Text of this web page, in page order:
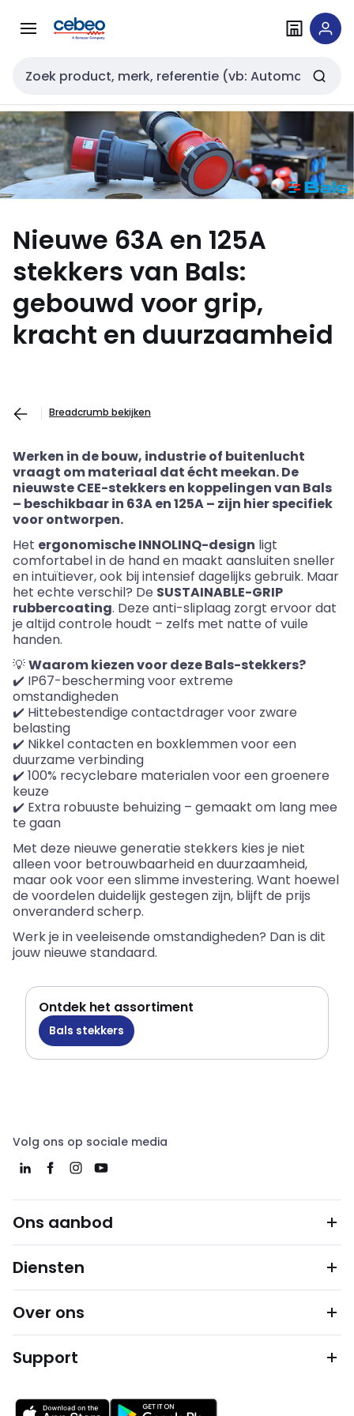
naar
naar
Zoekveld invoer
Nieuwe 63A en 125A
stekkers van Bals:
gebouwd voor grip,
kracht en duurzaamheid
Breadcrumb bekijken
Werken in de bouw, industrie of buitenlucht
vraagt om materiaal dat écht meekan. De
nieuwste CEE-stekkers en koppelingen van Bals
– beschikbaar in 63A en 125A – zijn hier specifiek
voor ontworpen.
Het ergonomische INNOLINQ-design ligt
comfortabel in de hand en maakt aansluiten sneller
en intuïtiever, ook bij intensief dagelijks gebruik. Maar
het echte verschil? De SUSTAINABLE-GRIP
rubbercoating. Deze anti-sliplaag zorgt ervoor dat
je altijd controle houdt – zelfs met natte of vuile
handen.
💡Waarom kiezen voor deze Bals-stekkers?
✔️ IP67-bescherming voor extreme
omstandigheden
✔️ Hittebestendige contactdrager voor zware
belasting
✔️ Nikkel contacten en boxklemmenvoor een
duurzame verbinding
✔️ 100% recyclebare materialen voor een groenere
keuze
✔️ Extra robuuste behuizing – gemaakt om lang mee
te gaan
Met deze nieuwe generatie stekkers kies je niet
alleen voor betrouwbaarheid en duurzaamheid,
maar ook voor een slimme investering. Want hoewel
de voordelen duidelijk gestegen zijn, blijft de prijs
onveranderd scherp.
Werk je in veeleisende omstandigheden? Dan is dit
jouw nieuwe standaard.
Ontdek het assortiment
Bals stekkers
Volg ons op sociale media
Ons aanbod
Diensten
Over ons
Support